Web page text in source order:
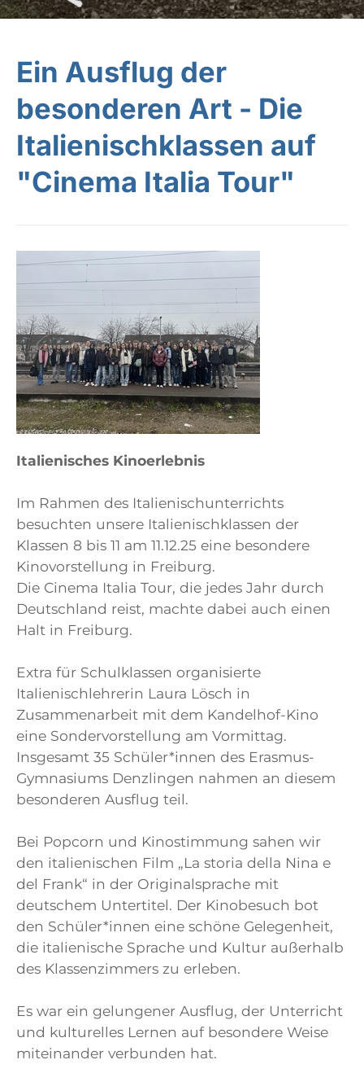
Ein Ausflug der
besonderen Art - Die
Italienischklassen auf
"Cinema Italia Tour"
Italienisches Kinoerlebnis
Im Rahmen des Italienischunterrichts
besuchten unsere Italienischklassen der
Klassen 8 bis 11 am 11.12.25 eine besondere
Kinovorstellung in Freiburg.
Die Cinema Italia Tour, die jedes Jahr durch
Deutschland reist, machte dabei auch einen
Halt in Freiburg.
Extra für Schulklassen organisierte
Italienischlehrerin Laura Lösch in
Zusammenarbeit mit dem Kandelhof-Kino
eine Sondervorstellung am Vormittag.
Insgesamt 35 Schüler*innen des Erasmus-
Gymnasiums Denzlingen nahmen an diesem
besonderen Ausflug teil.
Bei Popcorn und Kinostimmung sahen wir
den italienischen Film „La storia della Nina e
del Frank“ in der Originalsprache mit
deutschem Untertitel. Der Kinobesuch bot
den Schüler*innen eine schöne Gelegenheit,
die italienische Sprache und Kultur außerhalb
des Klassenzimmers zu erleben.
Es war ein gelungener Ausflug, der Unterricht
und kulturelles Lernen auf besondere Weise
miteinander verbunden hat.